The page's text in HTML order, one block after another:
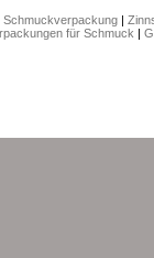
Schmuckverpackung|
für Schmuck |